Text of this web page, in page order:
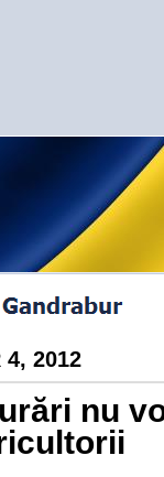
4, 2012
nu